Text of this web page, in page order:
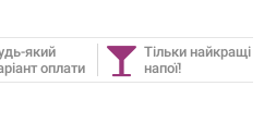
який
оплати
Тільки найкращі
напої!